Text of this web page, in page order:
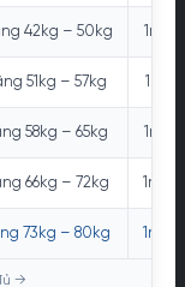
42kg – 50kg
51kg – 57kg
58kg – 65kg
66kg – 72kg
73kg – 80kg